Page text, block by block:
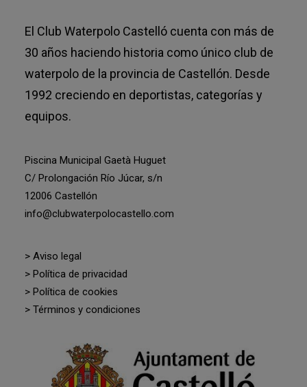
El Club Waterpolo Castelló cuenta con más de
30 años haciendo historia como único club de
waterpolo de la provincia de Castellón. Desde
1992 creciendo en deportistas, categorías y
equipos.
Piscina Municipal Gaetà Huguet
C/ Prolongación Río Júcar, s/n
12006 Castellón
info@clubwaterpolocastello.com
> Aviso legal
> Política de privacidad
> Política de cookies
> Términos y condiciones